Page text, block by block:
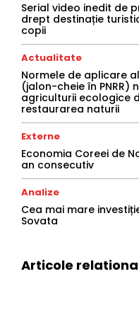
Serial video inedit de
drept destinație
copii
Actualitate
Normele de aplicare
(jalon-cheie în PNRR)
agriculturii ecologice
restaurarea naturii
Externe
Economia Coreei de
an consecutiv
Analize
Cea mai mare
Sovata
Articole